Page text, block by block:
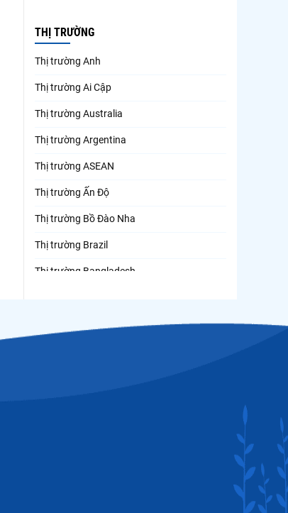
THỊ TRƯỜNG
Thị trường Anh
Thị trường Ai Cập
Thị trường Australia
Thị trường Argentina
Thị trường ASEAN
Thị trường Ấn Độ
Thị trường Bồ Đào Nha
Thị trường Brazil
Thị trường Bangladesh